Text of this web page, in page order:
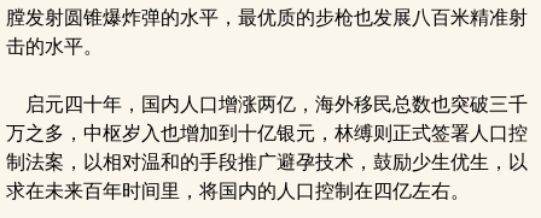
膛发射圆锥爆炸弹的水平，最优质的步枪也发展八百米精准射
击的水平。
启元四十年，国内人口增涨两亿，海外移民总数也突破三千
万之多，中枢岁入也增加到十亿银元，林缚则正式签署人口控
制法案，以相对温和的手段推广避孕技术，鼓励少生优生，以
求在未来百年时间里，将国内的人口控制在四亿左右。